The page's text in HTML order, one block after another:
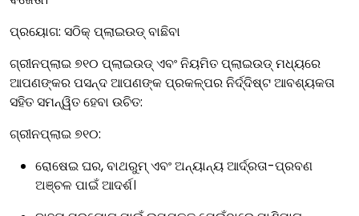
ପ୍ରୟୋଗ: ସଠିକ୍ ପ୍ଲାଇଉଡ୍ ବାଛିବା
ଗ୍ରୀନପ୍ଲାଇ ୭୧୦ ପ୍ଲାଇଉଡ୍ ଏବଂ ନିୟମିତ ପ୍ଲାଇଉଡ୍ ମଧ୍ୟରେ
ଆପଣଙ୍କର ପସନ୍ଦ ଆପଣଙ୍କ ପ୍ରକଳ୍ପର ନିର୍ଦ୍ଦିଷ୍ଟ ଆବଶ୍ୟକତା
ସହିତ ସମନ୍ୱିତ ହେବା ଉଚିତ:
ଗ୍ରୀନପ୍ଲାଇ ୭୧୦:
ରୋଷେଇ ଘର, ବାଥରୁମ୍ ଏବଂ ଅନ୍ୟାନ୍ୟ ଆର୍ଦ୍ରତା-ପ୍ରବଣ
ଅଞ୍ଚଳ ପାଇଁ ଆଦର୍ଶ।